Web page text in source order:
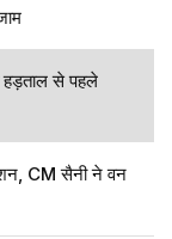
हड़ताल से पहले
CM सैनी ने वन